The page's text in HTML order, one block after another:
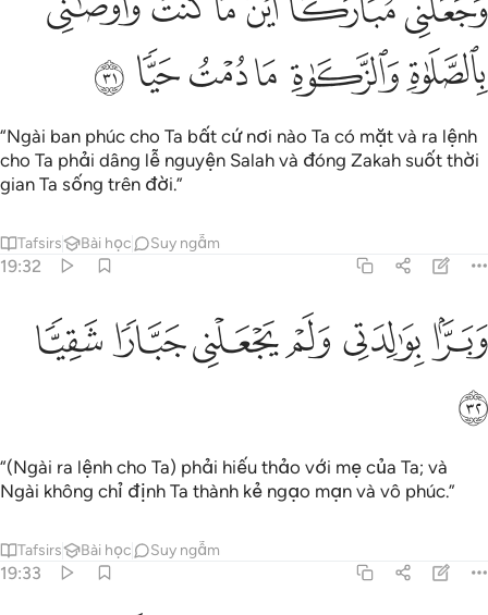
وَجَعَلَنِى مُبَارَكًا أَيْنَ مَا كُنتُ وَأَوْصَـٰنِى بِٱلصَّلَوٰةِ وَٱلزَّكَوٰةِ مَا دُمْتُ حَيًّۭا
ﲈﲉ ﲊﲋﲌ ﲍ
“Ngài ban phúc cho Ta bất cứ nơi nào Ta có mặt và ra lệnh
cho Ta phải dâng lễ nguyện Salah và đóng Zakah suốt thời
gian Ta sống trên đời.”
Tafsirs Bài học Suy ngẫm
19:32
وبرا بوالدتي ولم يجعلني جبارا شقيا ٣٢
وَبَرًّۢا بِوَٰلِدَتِى وَلَمْ يَجْعَلْنِى جَبَّارًۭا شَقِيًّۭا ٣٢
ﲎﲏ ﲐﲑﲒﲓ
ﲔ
“(Ngài ra lệnh cho Ta) phải hiếu thảo với mẹ của Ta; và
Ngài không chỉ định Ta thành kẻ ngạo mạn và vô phúc.”
Tafsirs Bài học Suy ngẫm
19:33